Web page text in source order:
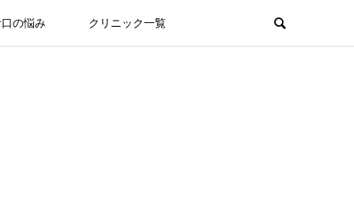
の悩み クリニック一覧